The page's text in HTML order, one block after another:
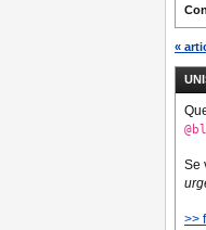
«
Se
>>